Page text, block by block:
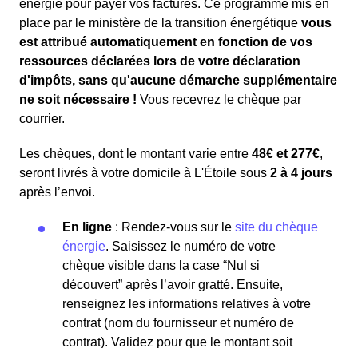
énergie pour payer vos factures. Ce programme mis en
place par le ministère de la transition énergétique vous
est attribué automatiquement en fonction de vos
ressources déclarées lors de votre déclaration
d'impôts, sans qu'aucune démarche supplémentaire
ne soit nécessaire ! Vous recevrez le chèque par
courrier.
Les chèques, dont le montant varie entre 48€ et 277€,
seront livrés à votre domicile à L'Étoile sous 2 à 4 jours
après l’envoi.
En ligne : Rendez-vous sur le site du chèque
énergie. Saisissez le numéro de votre
chèque visible dans la case “Nul si
découvert” après l’avoir gratté. Ensuite,
renseignez les informations relatives à votre
contrat (nom du fournisseur et numéro de
contrat). Validez pour que le montant soit